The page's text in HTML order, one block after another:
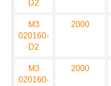
D2
M3
020160-
D2
2000
M3
020160-
2000